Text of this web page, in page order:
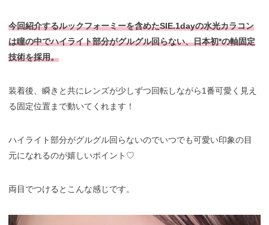
今回紹介するルックフォーミーを含めたSIE.1dayの水光カラコン
は瞳の中でハイライト部分がグルグル回らない、日本初*の軸固定
技術を採用。
装着後、瞬きと共にレンズが少しずつ回転しながら1番可愛く見え
る固定位置まで動いてくれます！
ハイライト部分がグルグル回らないのでいつでも可愛い印象の目
元になれるのが嬉しいポイント♡
両目でつけるとこんな感じです。